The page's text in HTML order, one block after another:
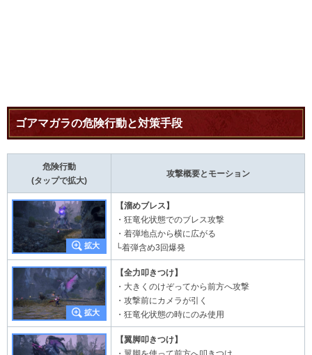
ゴアマガラの危険行動と対策手段
危険行動
(タップで拡大)
攻撃概要とモーション
【溜めブレス】
・狂竜化状態でのブレス攻撃
・着弾地点から横に広がる
└着弾含め3回爆発
【全力叩きつけ】
・大きくのけぞってから前方へ攻撃
・攻撃前にカメラが引く
・狂竜化状態の時にのみ使用
【翼脚叩きつけ】